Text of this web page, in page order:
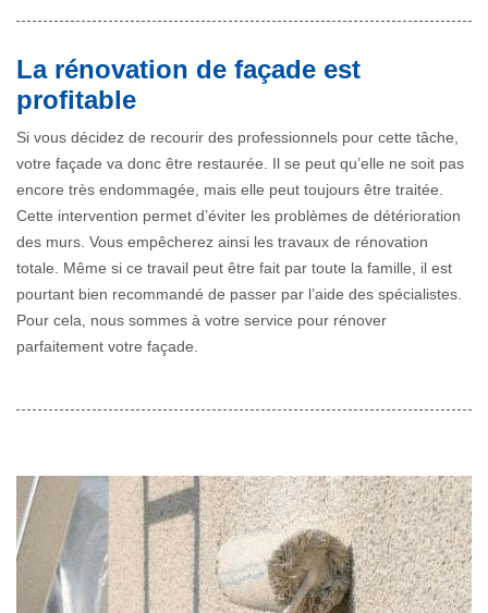
La rénovation de façade est
profitable
Si vous décidez de recourir des professionnels pour cette tâche,
votre façade va donc être restaurée. Il se peut qu’elle ne soit pas
encore très endommagée, mais elle peut toujours être traitée.
Cette intervention permet d’éviter les problèmes de détérioration
des murs. Vous empêcherez ainsi les travaux de rénovation
totale. Même si ce travail peut être fait par toute la famille, il est
pourtant bien recommandé de passer par l’aide des spécialistes.
Pour cela, nous sommes à votre service pour rénover
parfaitement votre façade.